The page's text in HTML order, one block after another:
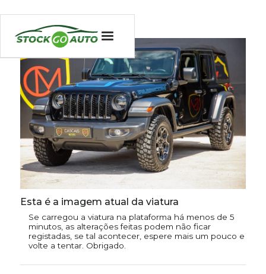
Esta é a imagem atual da viatura
Se carregou a viatura na plataforma há menos de 5
minutos, as alterações feitas podem não ficar
registadas, se tal acontecer, espere mais um pouco e
volte a tentar. Obrigado.